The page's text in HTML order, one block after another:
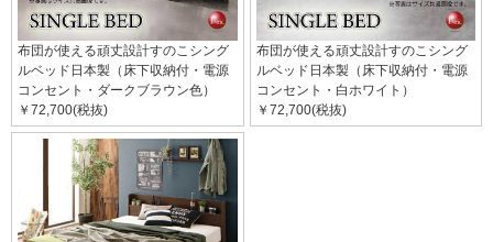
布団が使える頑丈設計すのこシング
ルベッド日本製（床下収納付・電源
コンセント・ダークブラウン色）
￥72,700(税抜)
布団が使える頑丈設計すのこシング
ルベッド日本製（床下収納付・電源
コンセント・白ホワイト）
￥72,700(税抜)